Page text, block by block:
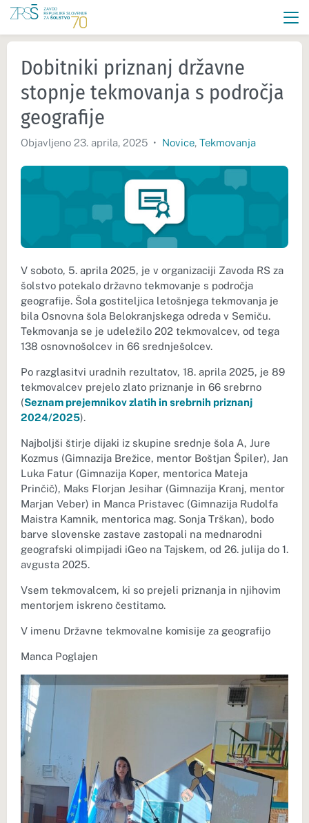
Dobitniki priznanj državne
stopnje tekmovanja s področja
geografije
Objavljeno 23. aprila, 2025 • Novice, Tekmovanja
V soboto, 5. aprila 2025, je v organizaciji Zavoda RS za
šolstvo potekalo državno tekmovanje s področja
geografije. Šola gostiteljica letošnjega tekmovanja je
bila Osnovna šola Belokranjskega odreda v Semiču.
Tekmovanja se je udeležilo 202 tekmovalcev, od tega
138 osnovnošolcev in 66 srednješolcev.
Po razglasitvi uradnih rezultatov, 18. aprila 2025, je 89
tekmovalcev prejelo zlato priznanje in 66 srebrno
(Seznam prejemnikov zlatih in srebrnih priznanj
2024/2025).
Najboljši štirje dijaki iz skupine srednje šola A, Jure
Kozmus (Gimnazija Brežice, mentor Boštjan Špiler), Jan
Luka Fatur (Gimnazija Koper, mentorica Mateja
Prinčič), Maks Florjan Jesihar (Gimnazija Kranj, mentor
Marjan Veber) in Manca Pristavec (Gimnazija Rudolfa
Maistra Kamnik, mentorica mag. Sonja Trškan), bodo
barve slovenske zastave zastopali na mednarodni
geografski olimpijadi iGeo na Tajskem, od 26. julija do 1.
avgusta 2025.
Vsem tekmovalcem, ki so prejeli priznanja in njihovim
mentorjem iskreno čestitamo.
V imenu Državne tekmovalne komisije za geografijo
Manca Poglajen